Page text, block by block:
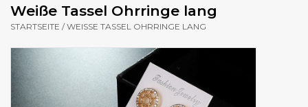
Ohrschmuck
Weiße Tassel Ohrringe lang
STARTSEITE /WEISSE TASSEL OHRRINGE LANG